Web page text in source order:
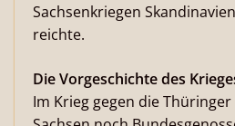
Sachsenkriegen
reichte.
Die Vorgeschichte des
Im Krieg gegen die